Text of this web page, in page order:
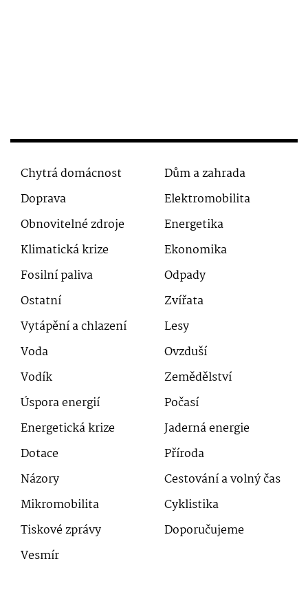
Chytrá domácnost
Dům a zahrada
Doprava
Elektromobilita
Obnovitelné zdroje
Energetika
Klimatická krize
Ekonomika
Fosilní paliva
Odpady
Ostatní
Zvířata
Vytápění a chlazení
Lesy
Voda
Ovzduší
Vodík
Zemědělství
Úspora energií
Počasí
Energetická krize
Jaderná energie
Dotace
Příroda
Názory
Cestování a volný čas
Mikromobilita
Cyklistika
Tiskové zprávy
Doporučujeme
Vesmír